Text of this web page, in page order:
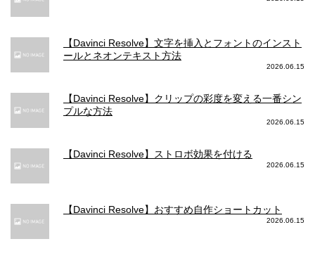
超広角：F/2.4
センサーシフト光学式手ぶれ補正
デュアル光学式手ぶれ補正（広
写真メインカメラ ズーム
最大5倍のデジタルズーム
最大10倍のデジタルズーム
【Davinci Resolve】文字を挿入とフォントのインスト
ールとネオンテキスト方法
2026.06.15
【Davinci Resolve】クリップの彩度を変える一番シン
プルな方法
2026.06.15
【Davinci Resolve】ストロボ効果を付ける
2026.06.15
【Davinci Resolve】おすすめ自作ショートカット
2026.06.15